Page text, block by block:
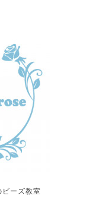
ーズ教室